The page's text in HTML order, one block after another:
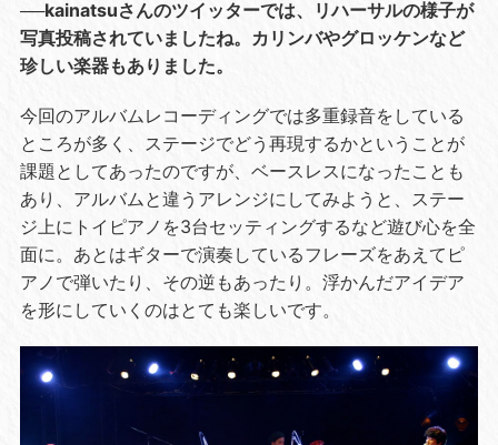
──kainatsuさんのツイッターでは、リハーサルの様子が
写真投稿されていましたね。カリンバやグロッケンなど
珍しい楽器もありました。
今回のアルバムレコーディングでは多重録音をしている
ところが多く、ステージでどう再現するかということが
課題としてあったのですが、ベースレスになったことも
あり、アルバムと違うアレンジにしてみようと、ステー
ジ上にトイピアノを3台セッティングするなど遊び心を全
面に。あとはギターで演奏しているフレーズをあえてピ
アノで弾いたり、その逆もあったり。浮かんだアイデア
を形にしていくのはとても楽しいです。